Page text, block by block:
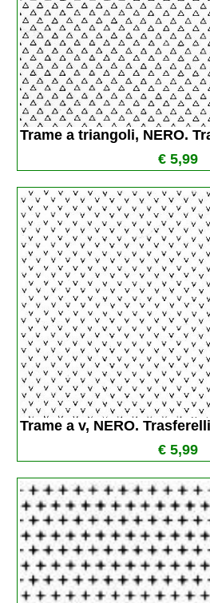
Trame a triangoli, NERO.
€ 5,99
Trame a v, NERO.
€ 5,99